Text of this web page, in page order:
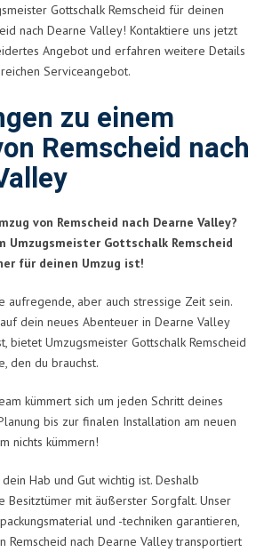
Gottschalk Remscheid für deinen
nach Dearne Valley! Kontaktiere uns jetzt
Angebot und erfahren weitere Details
Serviceangebot.
zu einem
Remscheid nach
von Remscheid nach Dearne Valley?
Umzugsmeister Gottschalk Remscheid
für deinen Umzug ist!
aufregende, aber auch stressige Zeit sein.
dein neues Abenteuer in Dearne Valley
bietet Umzugsmeister Gottschalk Remscheid
den du brauchst.
kümmert sich um jeden Schritt deines
bis zur finalen Installation am neuen
nichts kümmern!
Hab und Gut wichtig ist. Deshalb
Besitztümer mit äußerster Sorgfalt. Unser
und -techniken garantieren,
Remscheid nach Dearne Valley transportiert